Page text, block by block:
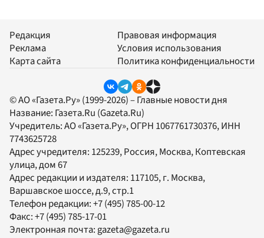
Редакция
Реклама
Карта сайта
Правовая информация
Условия использования
Политика конфиденциальности
© АО «Газета.Ру» (1999-2026) – Главные новости дня
Название: Газета.Ru (Gazeta.Ru)
Учредитель:АО «Газета.Ру», ОГРН 1067761730376, ИНН
7743625728
Адрес учредителя: 125239, Россия, Москва, Коптевская
улица, дом 67
Адрес редакции и издателя: 117105, г. Москва,
Варшавское шоссе, д.9, стр.1
Телефон редакции:+7 (495) 785-00-12
Факс:+7 (495) 785-17-01
Электронная почта:gazeta@gazeta.ru